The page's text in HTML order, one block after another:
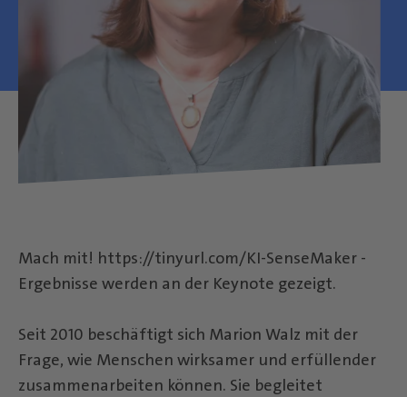
Mach mit! https://tinyurl.com/KI-SenseMaker -
Ergebnisse werden an der Keynote gezeigt.
Seit 2010 beschäftigt sich Marion Walz mit der
Frage, wie Menschen wirksamer und erfüllender
zusammenarbeiten können. Sie begleitet